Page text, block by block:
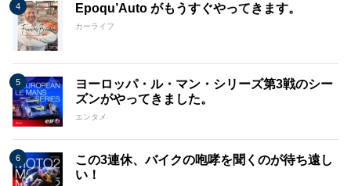
Epoqu’Auto がもうすぐやってきます。
カーライフ
ヨーロッパ・ル・マン・シリーズ第3戦のシー
ズンがやってきました。
エンタメ
この3連休、バイクの咆哮を聞くのが待ち遠し
い！